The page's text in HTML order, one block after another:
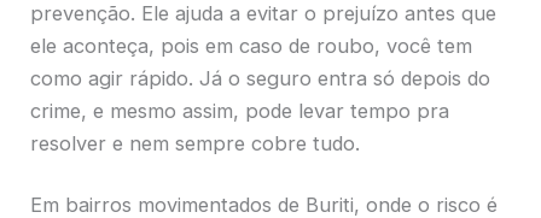
prevenção. Ele ajuda a evitar o prejuízo antes que
ele aconteça, pois em caso de roubo, você tem
como agir rápido. Já o seguro entra só depois do
crime, e mesmo assim, pode levar tempo pra
resolver e nem sempre cobre tudo.
Em bairros movimentados de Buriti, onde o risco é